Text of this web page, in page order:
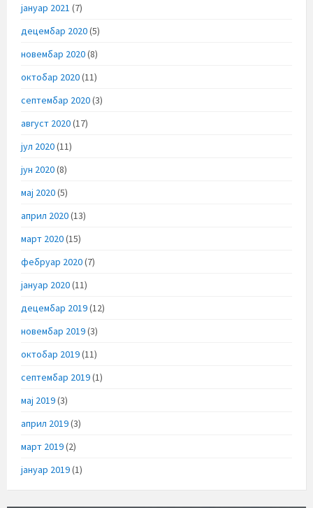
јануар 2021 (7)
децембар 2020(5)
новембар 2020(8)
октобар 2020(11)
септембар 2020(3)
август 2020(17)
јул 2020(11)
јун 2020(8)
мај 2020(5)
април 2020(13)
март 2020(15)
фебруар 2020(7)
јануар 2020(11)
децембар 2019(12)
новембар 2019(3)
октобар 2019(11)
септембар 2019(1)
мај 2019(3)
април 2019(3)
март 2019(2)
јануар 2019(1)